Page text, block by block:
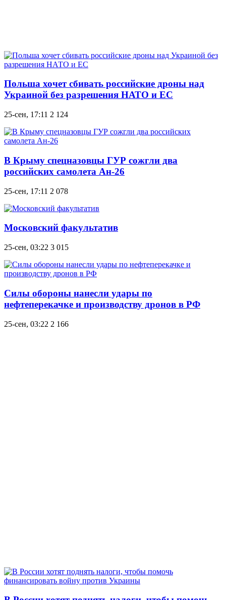
Польша хочет сбивать российские дроны над
Украиной без разрешения НАТО и ЕС
25-сен, 17:11 2 124
В Крыму спецназовцы ГУР сожгли два
российских самолета Ан-26
25-сен, 17:11 2 078
Московский факультатив
25-сен, 03:22 3 015
Силы обороны нанесли удары по
нефтеперекачке и производству дронов в РФ
25-сен, 03:22 2 166